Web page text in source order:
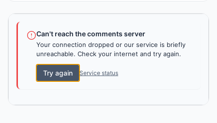
Can't reach the comments server
Your connection dropped or our service is briefly
unreachable. Check your internet and try again.
Try again Service status